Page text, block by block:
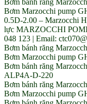
Bơm Marzocchi pump
0.5D-2.00 – Marzocchi
lực MARZOCCHI
048 123 | Email:
Bơm bánh răng
Bơm Marzocchi pump
Bơm bánh răng
ALP4A-D-220
Bơm bánh răng
Bơm Marzocchi pump